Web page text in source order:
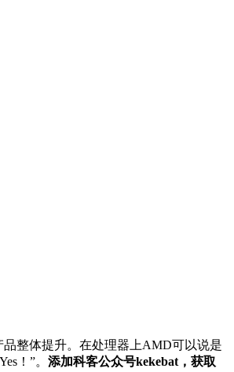
整体提升。在处理器上AMD可以说是
！”。 添加科客公众号kekebat，获取